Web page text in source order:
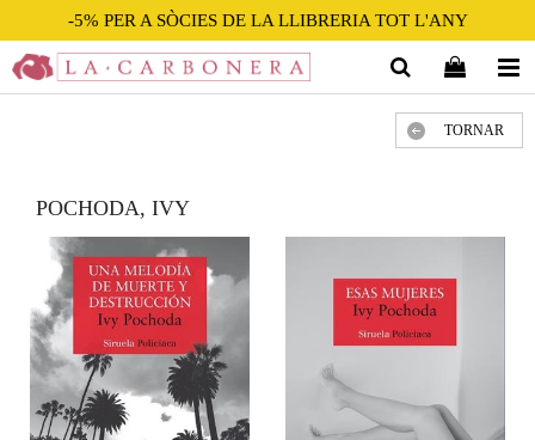
-5% PER A SÒCIES DE LA LLIBRERIA TOT L'ANY
TORNAR
POCHODA, IVY